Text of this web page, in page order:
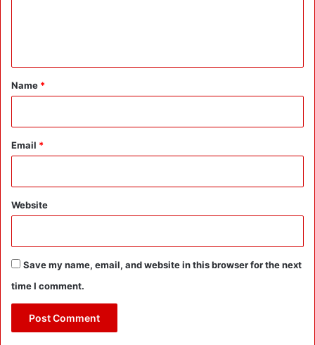
*
Name *
Email *
Website
Save my name, email, and website in this browser for the next
time I comment.